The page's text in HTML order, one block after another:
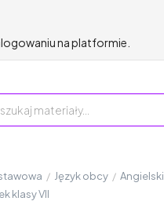
na platformie.
/ Język obcy / Angielski
klasy VII